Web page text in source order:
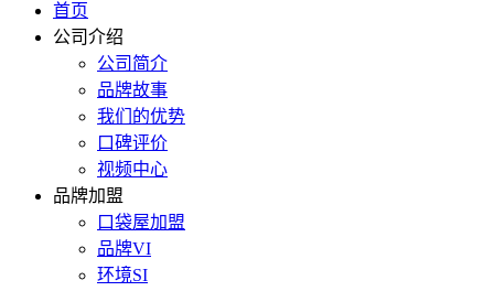
首页
公司介绍
公司简介
品牌故事
我们的优势
口碑评价
视频中心
品牌加盟
口袋屋加盟
品牌VI
环境SI